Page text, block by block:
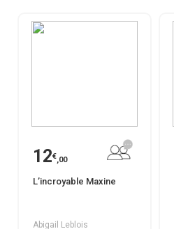
12€,00
L’incroyable Maxine
Abigail Leblois